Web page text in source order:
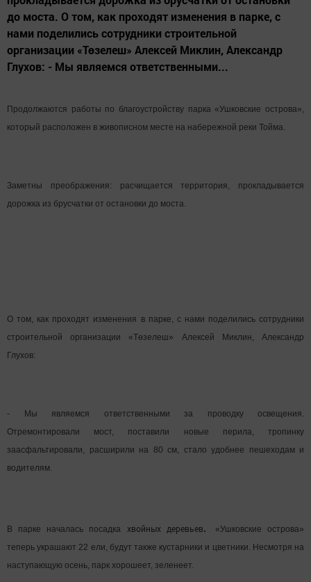
до моста. О том, как проходят изменения в парке, с
нами поделились сотрудники строительной
организации «Төзелеш» Алексей Миклин, Александр
Глухов: - Мы являемся ответственными...
Продолжаются работы по благоустройству парка «Ушковские острова»,
который расположен в живописном месте на набережной реки Тойма.
Заметны преображения: расчищается территория, прокладывается
дорожка из брусчатки от остановки до моста.
О том, как проходят изменения в парке, с нами поделились сотрудники
строительной организации «Төзелеш» Алексей Миклин, Александр
Глухов:
- Мы являемся ответственными за проводку освещения.
Отремонтировали мост, поставили новые перила, тропинку
заасфальтировали, расширили на 80 см, стало удобнее пешеходам и
водителям.
В парке началась посадка хвойных деревьев.
«Ушковские острова»
теперь украшают 22 ели, будут также кустарники и цветники. Несмотря на
наступающую осень, парк хорошеет, зеленеет.